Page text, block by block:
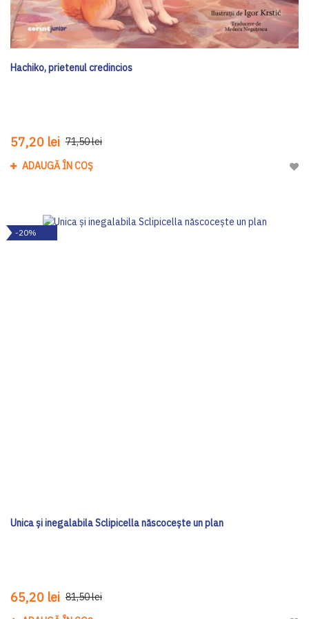
Hachiko, prietenul credincios
57,20 lei 71,50 lei
ADAUGĂ ÎN COȘ
-20%
Unica și inegalabila Sclipicella născocește un plan
65,20 lei 81,50 lei